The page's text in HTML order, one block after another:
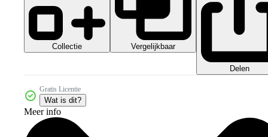
Collectie Vergelijkbaar
Delen
Gratis Licentie
Wat is dit?
Meer info